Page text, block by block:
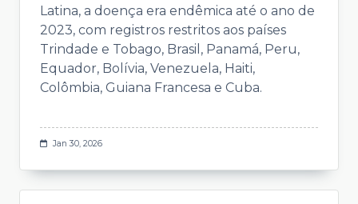
Latina, a doença era endêmica até o ano de
2023, com registros restritos aos países
Trindade e Tobago, Brasil, Panamá, Peru,
Equador, Bolívia, Venezuela, Haiti,
Colômbia, Guiana Francesa e Cuba.
Jan 30, 2026